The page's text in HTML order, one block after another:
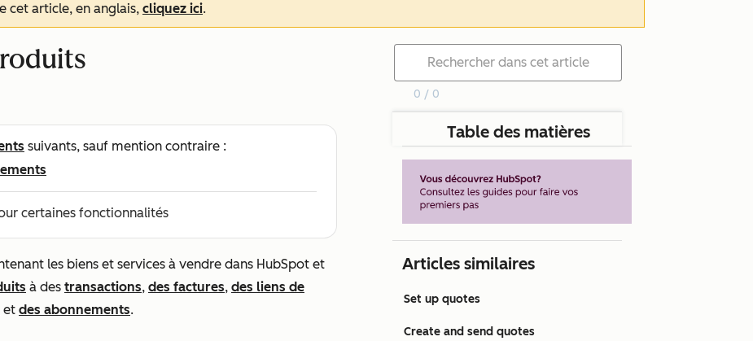
cet article, en anglais, cliquez ici.
suivants, sauf mention contraire :
certaines fonctionnalités
les biens et services à vendre dans HubSpot et
à des transactions, des factures, des liens de
et des abonnements.
0 / 0
Table des matières
Articles similaires
Set up quotes
Create and send quotes